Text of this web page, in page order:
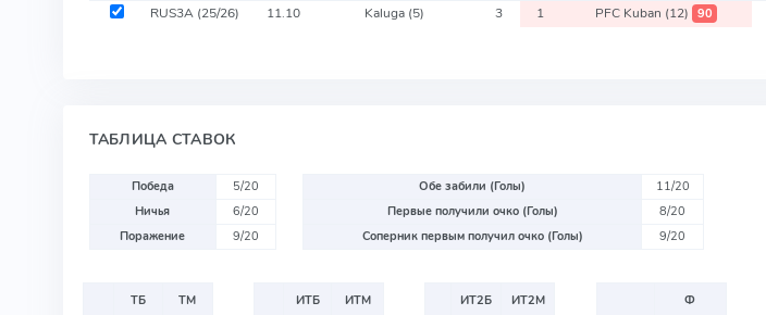
RUS3A (25/26) 11.10 Kaluga (5) 3 1 PFC Kuban (12) 90
ТАБЛИЦА СТАВОК
Победа
5/20
Ничья
6/20
Поражение
9/20
Обе забили (Голы)
11/20
Первые получили очко (Голы)
8/20
Соперник первым получил очко (Голы)
9/20
ТБ
ТМ
ИТБ
ИТМ
ИТ2Б
ИТ2М
Ф